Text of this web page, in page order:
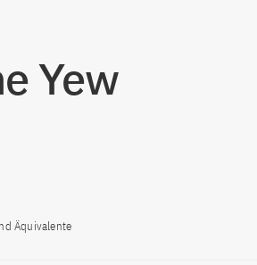
Yew
Äquivalente